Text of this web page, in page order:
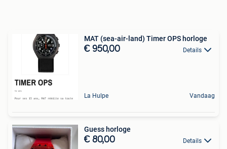
MAT (sea-air-land) Timer OPS horloge
€ 950,00 Details
La Hulpe Vandaag
Guess horloge
€ 80,00 Details